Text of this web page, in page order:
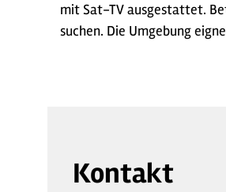
mit Sat-TV ausgestattet.
suchen. Die Umgebung
Kontakt